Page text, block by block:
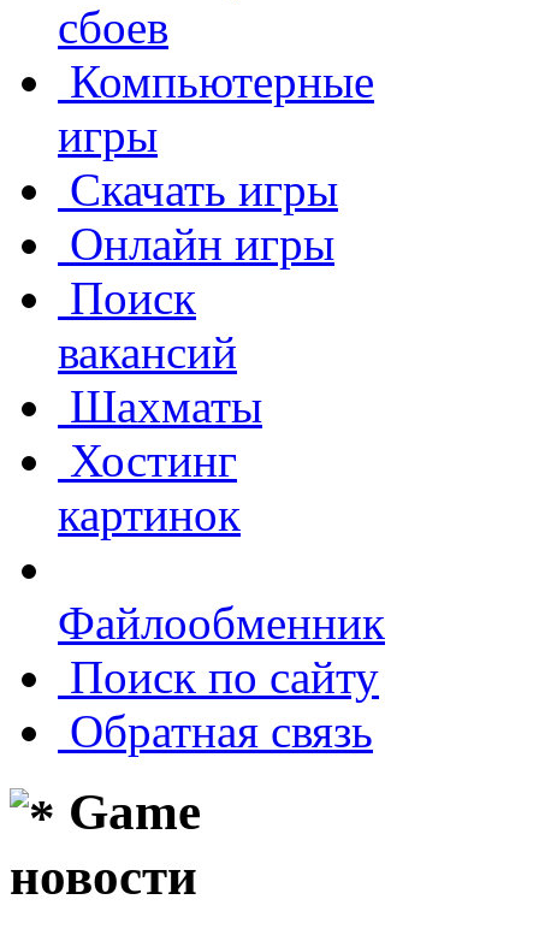
сбоев
Компьютерные
игры
Скачать игры
Онлайн игры
Поиск
вакансий
Шахматы
Хостинг
картинок
Файлообменник
Поиск по сайту
Обратная связь
Game
новости